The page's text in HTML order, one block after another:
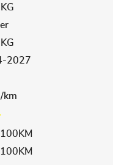
2027
km